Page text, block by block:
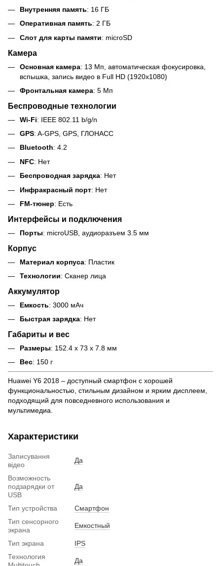
Внутренняя память: 16 ГБ
Оперативная память: 2 ГБ
Слот для карты памяти: microSD
Камера
Основная камера: 13 Мп, автоматическая фокусировка,
вспышка, запись видео в Full HD (1920x1080)
Фронтальная камера: 5 Мп
Беспроводные технологии
Wi-Fi: IEEE 802.11 b/g/n
GPS: A-GPS, GPS, ГЛОНАСС
Bluetooth: 4.2
NFC: Нет
Беспроводная зарядка: Нет
Инфракрасный порт: Нет
FM-тюнер: Есть
Интерфейсы и подключения
Порты: microUSB, аудиоразъем 3.5 мм
Корпус
Материал корпуса: Пластик
Технологии: Сканер лица
Аккумулятор
Емкость: 3000 мАч
Быстрая зарядка: Нет
Габариты и вес
Размеры: 152.4 x 73 x 7.8 мм
Вес: 150 г
Huawei Y6 2018 – доступный смартфон с хорошей
функциональностью, стильным дизайном и ярким дисплеем,
подходящий для повседневного использования и
мультимедиа.
Характеристики
Записування
відео
Да
Возможность
подзарядки от
USB
Да
Тип устройства
Смартфон
Тип сенсорного
экрана
Емкостный
Тип экрана
IPS
Технология
Да